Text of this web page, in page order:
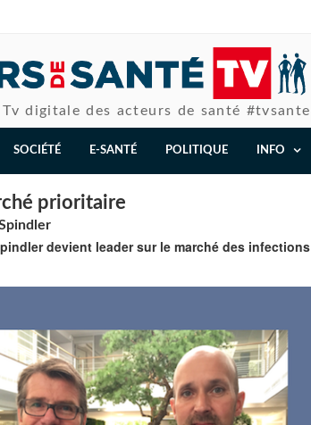
Tv digitale des acteurs de santé #tvsante
SOCIÉTÉ E-SANTÉ POLITIQUE INFO
prioritaire
devient leader sur le marché des infections